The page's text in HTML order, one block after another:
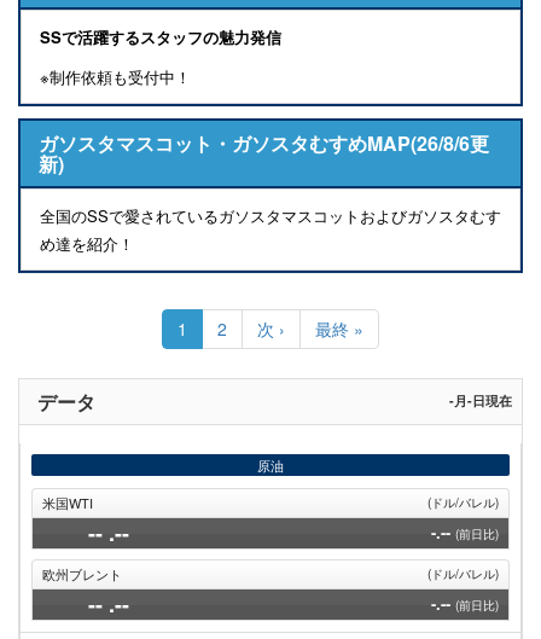
SSで活躍するスタッフの魅力発信
※制作依頼も受付中！
ガソスタマスコット・ガソスタむすめMAP(26/8/6更
新)
全国のSSで愛されているガソスタマスコットおよびガソスタむす
め達を紹介！
送
り
カ
レ
ン
ペ
1 Page
2
次
ペ
ー
次 ›
最
終
ペ
ジ
最終 »
データ -月-日現在
原油
米国WTI
(ドル/バレル)
-- .-- -.-- (前日比)
欧州ブレント (ドル/バレル)
-- .-- -.-- (前日比)